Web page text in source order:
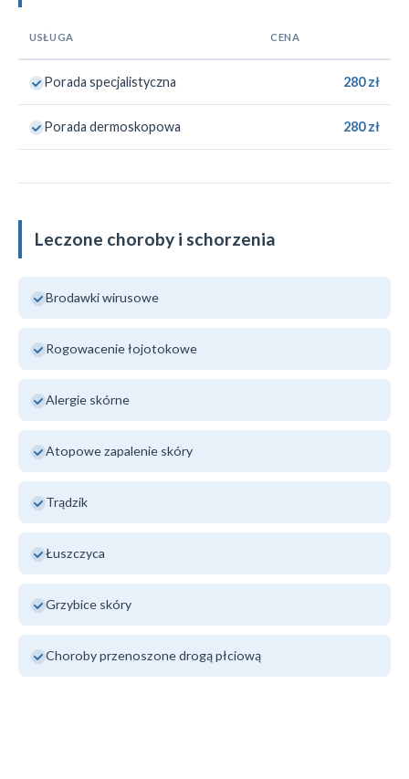
USŁUGA CENA
Porada specjalistyczna 280 zł
Porada dermoskopowa 280 zł
Leczone choroby i schorzenia
Brodawki wirusowe
Rogowacenie łojotokowe
Alergie skórne
Atopowe zapalenie skóry
Trądzik
Łuszczyca
Grzybice skóry
Choroby przenoszone drogą płciową